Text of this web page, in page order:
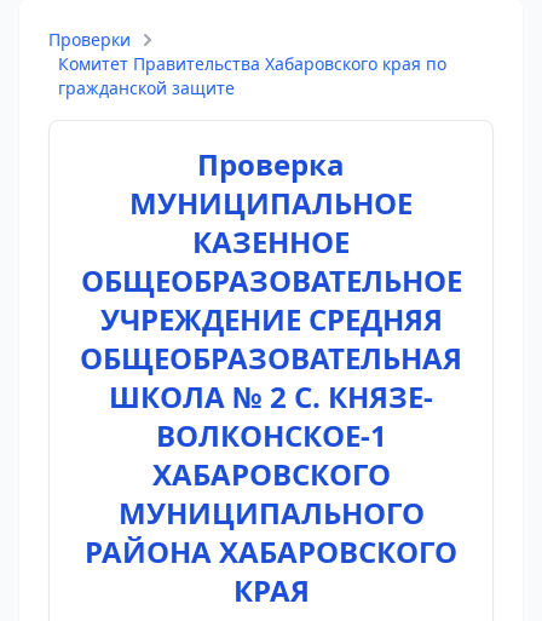
Проверки
Комитет Правительства Хабаровского края по
гражданской защите
Проверка
МУНИЦИПАЛЬНОЕ
КАЗЕННОЕ
ОБЩЕОБРАЗОВАТЕЛЬНОЕ
УЧРЕЖДЕНИЕ СРЕДНЯЯ
ОБЩЕОБРАЗОВАТЕЛЬНАЯ
ШКОЛА № 2 С. КНЯЗЕ-
ВОЛКОНСКОЕ-1
ХАБАРОВСКОГО
МУНИЦИПАЛЬНОГО
РАЙОНА ХАБАРОВСКОГО
КРАЯ